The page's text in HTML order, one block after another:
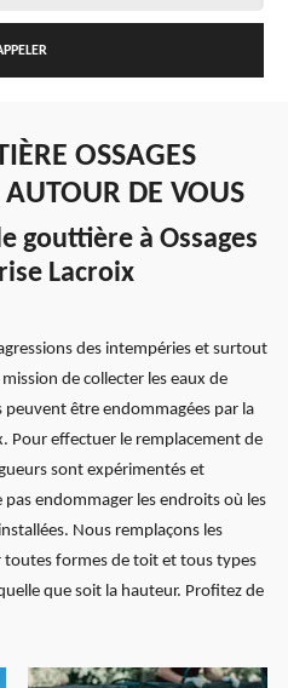
OSSAGES
DE VOUS
gouttière à Ossages
Lacroix
des intempéries et surtout
de collecter les eaux de
peuvent être endommagées par la
Pour effectuer le remplacement de
sont expérimentés et
endommager les endroits où les
Nous remplaçons les
toutes formes de toit et tous types
que soit la hauteur. Profitez de